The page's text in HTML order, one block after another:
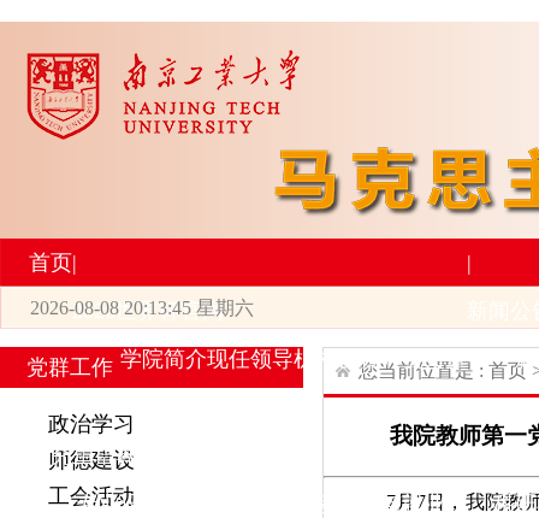
首页|
2026世界杯官网
学院简介现任领导机构设置师资力量
|
研究生培养
专业设置
学生活动 招生与就业
科
2026-08-08 20:13:45 星期六
党群工作
政治学习
师德建设
工会活动
您当前位置是 : 首页
我院教师第一
7月7日，我院教